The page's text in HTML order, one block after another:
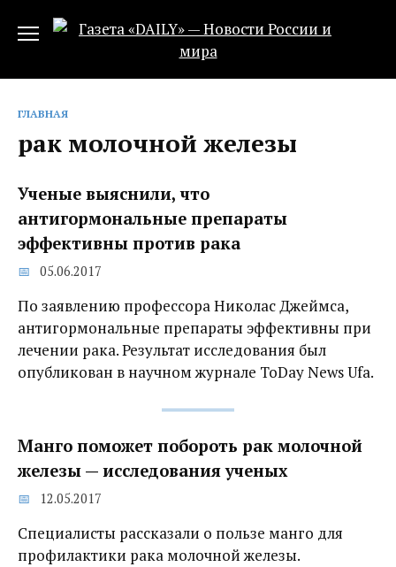
ГЛАВНАЯ
рак молочной железы
Ученые выяснили, что
антигормональные препараты
эффективны против рака
05.06.2017
По заявлению профессора Николас Джеймса,
антигормональные препараты эффективны при
лечении рака. Результат исследования был
опубликован в научном журнале ToDay News Ufa.
Манго поможет побороть рак молочной
железы — исследования ученых
12.05.2017
Специалисты рассказали о пользе манго для
профилактики рака молочной железы.